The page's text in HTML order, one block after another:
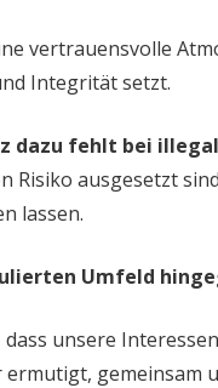
vertrauensvolle
Integrität setzt.
dazu fehlt bei
Risiko ausgesetzt
lassen.
Umfeld
dass unsere
ermutigt, gemeinsam